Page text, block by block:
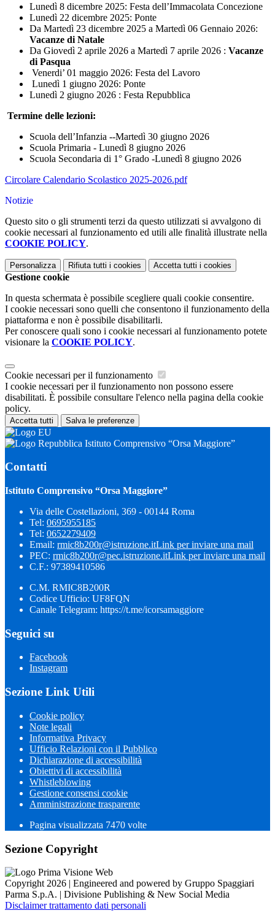
Lunedì 8 dicembre 2025: Festa dell’Immacolata Concezione
Lunedì 22 dicembre 2025: Ponte
Da Martedì 23 dicembre 2025 a Martedì 06 Gennaio 2026:
Vacanze di Natale
Da Giovedì 2 aprile 2026 a Martedì 7 aprile 2026 : Vacanze
di Pasqua
Venerdi’ 01 maggio 2026: Festa del Lavoro
Lunedì 1 giugno 2026: Ponte
Lunedì 2 giugno 2026 : Festa Repubblica
Termine delle lezioni:
Scuola dell’Infanzia --Martedì 30 giugno 2026
Scuola Primaria - Lunedì 8 giugno 2026
Scuola Secondaria di 1° Grado -Lunedì 8 giugno 2026
Circolare Calendario Scolastico 2025-2026.pdf
Notizie
Questo sito o gli strumenti terzi da questo utilizzati si avvalgono di
cookie necessari al funzionamento ed utili alle finalità illustrate nella
COOKIE POLICY.
Personalizza Rifiuta tutti i cookies Accetta tutti i cookies
Gestione cookie
In questa schermata è possibile scegliere quali cookie consentire.
I cookie necessari sono quelli che consentono il funzionamento della
piattaforma e non è possibile disabilitarli.
Per conoscere quali sono i cookie necessari al funzionamento potete
visionare la COOKIE POLICY.
Cookie necessari per il funzionamento
I cookie necessari per il funzionamento non possono essere
disabilitati. È possibile consultare l'elenco nella pagina della cookie
policy.
Accetta tutti Salva le preferenze
Istituto Comprensivo “Orsa Maggiore”
Contatti
Istituto Comprensivo “Orsa Maggiore”
Via delle Costellazioni, 369 - 00144 Roma
Tel: 0695955185
Tel: 0652279409
Email: rmic8b200r@istruzione.itLink per inviare una mail
PEC: rmic8b200r@pec.istruzione.itLink per inviare una mail
C.F.: 97389410586
C.M. RMIC8B200R
Codice Ufficio: UF8FQN
Canale Telegram: https://t.me/icorsamaggiore
Seguici su
Facebook
Instagram
Sezione Link Utili
Cookie policy
Note legali
Informativa Privacy
Ufficio Relazioni con il Pubblico
Dichiarazione di accessibilità
Obiettivi di accessibilità
Whistleblowing
Gestione consensi cookie
Amministrazione trasparente
Pagina visualizzata 7470 volte
Sezione Copyright
Copyright 2026 | Engineered and powered by Gruppo Spaggiari
Parma S.p.A. | Divisione Publishing & New Social Media
Disclaimer trattamento dati personali